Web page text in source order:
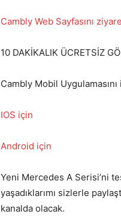
Cambly Web Sayfasını
10 DAKİKALIK ÜCRETSİZ
Cambly Mobil
IOS için
Android için
Yeni Mercedes A Serisi’ni
yaşadıklarımı sizlerle
kanalda olacak.